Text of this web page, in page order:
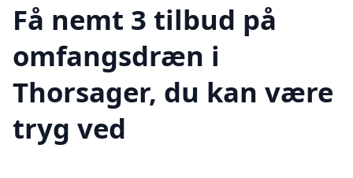
Få nemt 3 tilbud på
omfangsdræn i
Thorsager, du kan være
tryg ved